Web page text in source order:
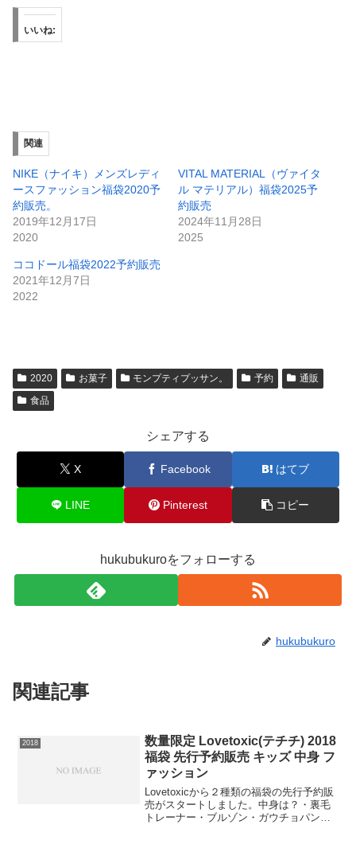
いいね:
関連
NIKE（ナイキ）メンズレディ
ースファッション福袋2020予
約販売。
2019年12月17日
2020
VITAL MATERIAL（ヴァイタ
ル マテリアル）福袋2025予
約販売
2024年11月28日
2025
ココドール福袋2022予約販売
2021年12月7日
2022
2020 お菓子 モンプティプッサン。 予約
通販
食品
シェアする
X Facebook はてブ
LINE Pinterest コピー
hukubukuroをフォローする
hukubukuro
関連記事
2018
数量限定 Lovetoxic(テチチ) 2018
福袋 先行予約販売 キッズ 中身 フ
ァッション
Lovetoxicから２種類の福袋の先行予約販
売がスタートしました。中身は？・裏毛
トレーナー・ブルゾン・ガウチョパン